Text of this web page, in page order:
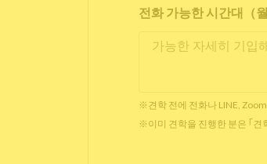
전화 가능한 시간대（
※견학 전에 전화나 LINE,
※이미 견학을 진행한 분은 ｢견